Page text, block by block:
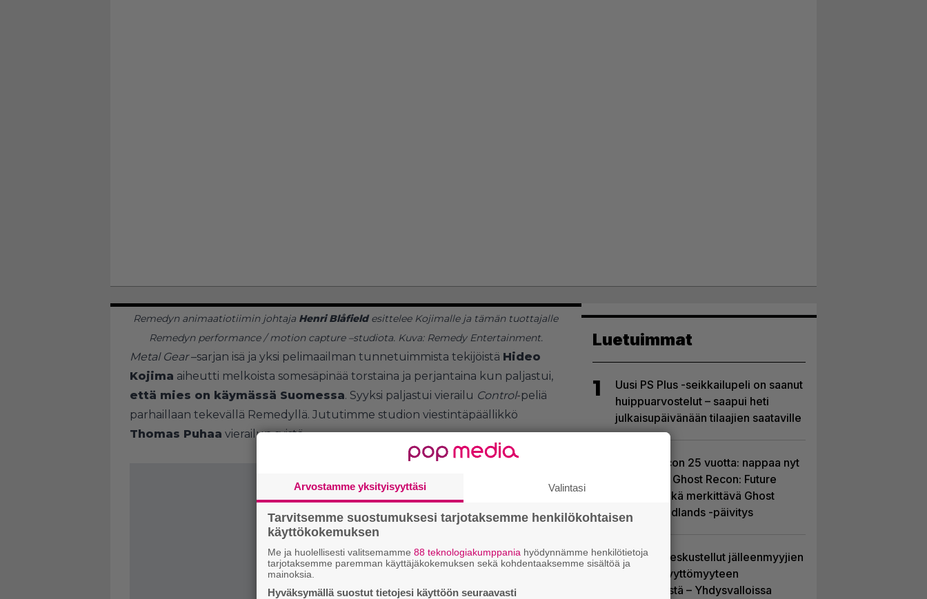
Remedyn animaatiotiimin johtaja Henri Blåfieldesittelee Kojimalle ja tämän tuottajalle
Remedyn performance / motion capture –studiota. Kuva: Remedy Entertainment.
Metal Gear–sarjan isä ja yksi pelimaailman tunnetuimmista tekijöistä Hideo
Kojima aiheutti melkoista somesäpinää torstaina ja perjantaina kun paljastui,
että mies on käymässä Suomessa. Syyksi paljastui vierailu Control-peliä
parhaillaan tekevällä Remedyllä. Jututimme studion viestintäpäällikkö
Thomas Puhaa vierailun syistä.
Luetuimmat
1
Uusi PS Plus -seikkailupeli on saanut
huippuarvostelut – saapui heti
julkaisupäivänään tilaajien saataville
Ghost Recon 25 vuotta: nappaa nyt
ilmaiseksi Ghost Recon: Future
Soldier sekä merkittävä Ghost
Recon Wildlands -päivitys
3
Sony on keskustellut jälleenmyyjien
kanssa levyttömyyteen
siirtymisestä – Yhdysvalloissa
Arvostamme yksityisyyttäsi Valintasi
Tarvitsemme suostumuksesi tarjotaksemme henkilökohtaisen
käyttökokemuksen
Me ja huolellisesti valitsemamme 88 teknologiakumppania hyödynnämme henkilötietoja
tarjotaksemme paremman käyttäjäkokemuksen sekä kohdentaaksemme sisältöä ja
mainoksia.
Hyväksymällä suostut tietojesi käyttöön seuraavasti